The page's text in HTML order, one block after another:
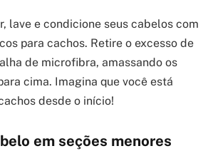
lave e condicione seus cabelos com
para cachos. Retire o excesso de
de microfibra, amassando os
cima. Imagina que você está
desde o início!
em seções menores